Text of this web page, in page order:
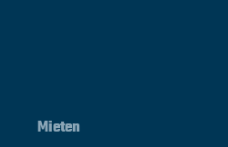
Mieten